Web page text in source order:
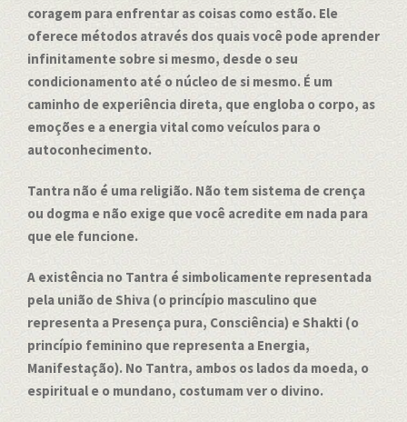
coragem para enfrentar as coisas como estão. Ele
oferece métodos através dos quais você pode aprender
infinitamente sobre si mesmo, desde o seu
condicionamento até o núcleo de si mesmo. É um
caminho de experiência direta, que engloba o corpo, as
emoções e a energia vital como veículos para o
autoconhecimento.
Tantra não é uma religião. Não tem sistema de crença
ou dogma e não exige que você acredite em nada para
que ele funcione.
A existência no Tantra é simbolicamente representada
pela união de Shiva (o princípio masculino que
representa a Presença pura, Consciência) e Shakti (o
princípio feminino que representa a Energia,
Manifestação). No Tantra, ambos os lados da moeda, o
espiritual e o mundano, costumam ver o divino.